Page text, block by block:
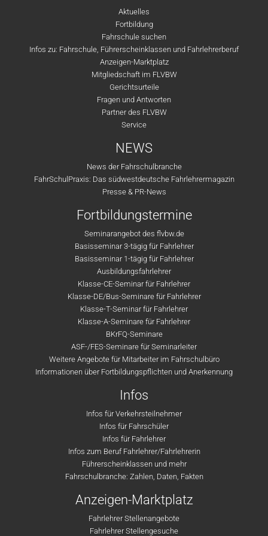
Aktuelles
Fortbildung
Fahrschule suchen
Infos zu: Fahrschule, Führerscheinklassen und Fahrlehrerberuf
Anzeigen-Marktplatz
Mitgliedschaft im FLVBW
Gerichtsurteile
Fragen und Antworten
Partner des FLVBW
Service
NEWS
News der Fahrschulbranche
FahrSchulPraxis: Das südwestdeutsche Fahrlehrermagazin
Presse & PR-News
Fortbildungstermine
Seminarangebot des flvbw.de
Basisseminar 3-tägig für Fahrlehrer
Basisseminar 1-tägig für Fahrlehrer
Ausbildungsfahrlehrer
Klasse-CE-Seminar für Fahrlehrer
Klasse-DE/Bus-Seminare für Fahrlehrer
Klasse-T-Seminar für Fahrlehrer
Klasse-A-Seminare für Fahrlehrer
BKrFQ-Seminare
ASF-/FES-Seminare für Seminarleiter
Weitere Angebote für Mitarbeiter im Fahrschulbüro
Informationen über Fortbildungspflichten und Anerkennung
Infos
Infos für Verkehrsteilnehmer
Infos für Fahrschüler
Infos für Fahrlehrer
Infos zum Beruf Fahrlehrer/Fahrlehrerin
Führerscheinklassen und mehr
Fahrschulbranche: Zahlen, Daten, Fakten
Anzeigen-Marktplatz
Fahrlehrer Stellenangebote
Fahrlehrer Stellengesuche